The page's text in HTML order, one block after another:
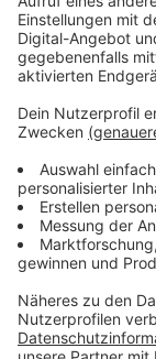
Anzeige
Die Meldung
Die